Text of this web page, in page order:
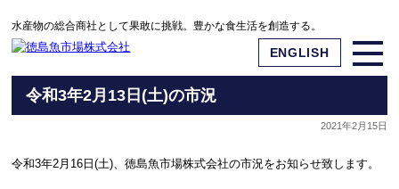
水産物の総合商社として果敢に挑戦。豊かな食生活を創造する。
ENGLISH
令和3年2月13日(土)の市況
2021年2月15日
令和3年2月16日(土)、徳島魚市場株式会社の市況をお知らせ致します。